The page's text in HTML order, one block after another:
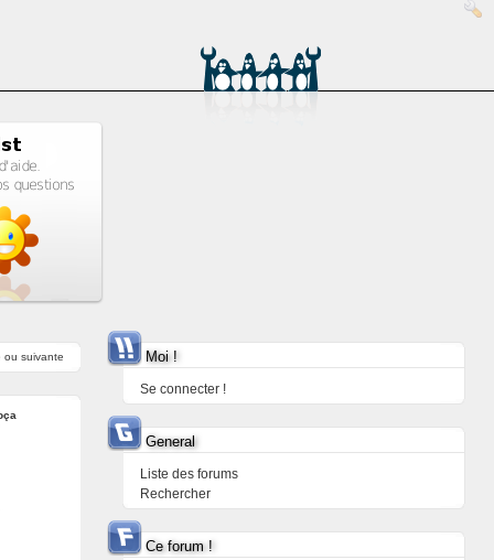
ou suivante Moi !
Se connecter !
General
Liste des forums
Rechercher
Ce forum !